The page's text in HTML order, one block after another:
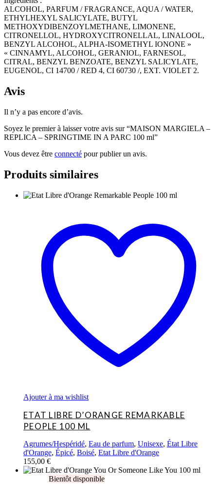
ALCOHOL, PARFUM / FRAGRANCE, AQUA / WATER,
ETHYLHEXYL SALICYLATE, BUTYL
METHOXYDIBENZOYLMETHANE, LIMONENE,
CITRONELLOL, HYDROXYCITRONELLAL, LINALOOL,
BENZYL ALCOHOL, ALPHA-ISOMETHYL IONONE »
« CINNAMYL, ALCOHOL, GERANIOL, FARNESOL,
CITRAL, BENZYL BENZOATE, BENZYL SALICYLATE,
EUGENOL, CI 14700 / RED 4, CI 60730 /, EXT. VIOLET 2.
Avis
Il n’y a pas encore d’avis.
Soyez le premier à laisser votre avis sur “MAISON MARGIELA –
REPLICA – SPRINGTIME IN A PARC 100 ml”
Vous devez être connecté pour publier un avis.
Produits similaires
Ajouter à ma wishlist
ETAT LIBRE D’ORANGE REMARKABLE
PEOPLE 100 ML
Agrumes/Hespéridé, Eau de parfum, Unisexe, État Libre
d'Orange, Épicé, Boisé, Etat Libre d'Orange
155,00 €